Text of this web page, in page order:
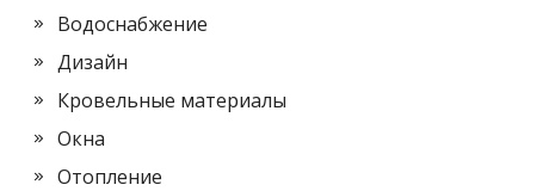
Водоснабжение
Дизайн
Кровельные материалы
Окна
Отопление